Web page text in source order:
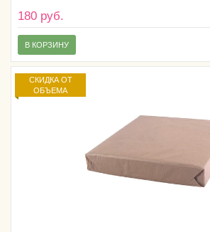
180 руб.
В КОРЗИНУ
СКИДКА ОТ
ОБЪЕМА